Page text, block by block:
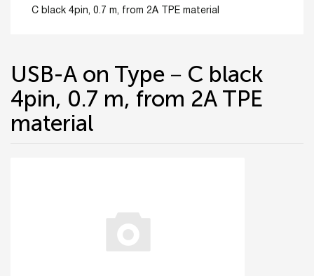
C black 4pin, 0.7 m, from 2A TPE material
USB-A on Type－C black
4pin, 0.7 m, from 2A TPE
material